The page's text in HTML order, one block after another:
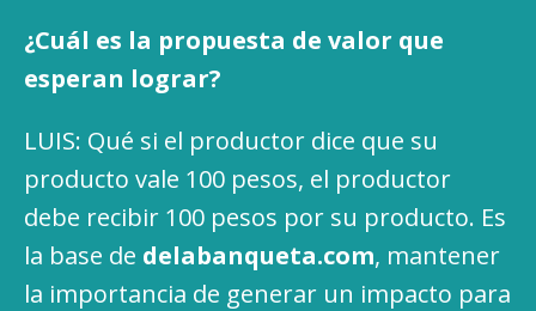
¿Cuál es la propuesta de valor que
esperan lograr?
LUIS: Qué si el productor dice que su
producto vale 100 pesos, el productor
debe recibir 100 pesos por su producto. Es
la base de delabanqueta.com, mantener
la importancia de generar un impacto para